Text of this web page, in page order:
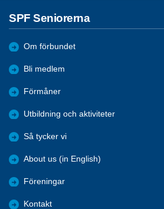
SPF Seniorerna
Om förbundet
Bli medlem
Förmåner
Utbildning och aktiviteter
Så tycker vi
About us (in English)
Föreningar
Kontakt